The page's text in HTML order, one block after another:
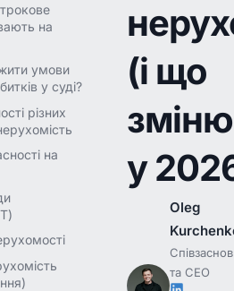
на
умови
у суді?
різних
на
(і що
у
Oleg
та CEO